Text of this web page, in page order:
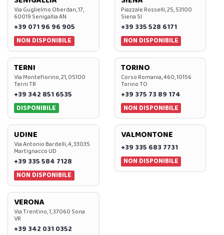
Via Guglielmo Oberdan, 17,
60019 Senigallia AN
+39 071 96 96 905
NON DISPONIBILE
Piazzale Rosselli, 25, 53100
Siena SI
+39 335 528 6171
NON DISPONIBILE
TERNI
Via Montefiorino, 21, 05100
Terni TR
+39 342 851 6535
DISPONIBILE
TORINO
Corso Romania, 460, 10156
Torino TO
+39 375 73 89 174
NON DISPONIBILE
UDINE
Via Antonio Bardelli, 4, 33035
Martignacco UD
+39 335 584 7128
NON DISPONIBILE
VALMONTONE
+39 335 683 7731
NON DISPONIBILE
VERONA
Via Trentino, 1, 37060 Sona
VR
+39 342 031 0352